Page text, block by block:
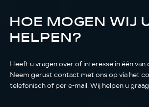
HOE MOGEN WIJ
HELPEN?
Heeft u vragen over of interesse in één van
Neem gerust contact met ons op via het
telefonisch of per e-mail. Wij helpen u